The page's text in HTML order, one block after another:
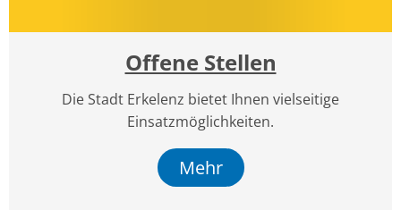
Offene Stellen
Die Stadt Erkelenz bietet Ihnen vielseitige
Einsatzmöglichkeiten.
Mehr